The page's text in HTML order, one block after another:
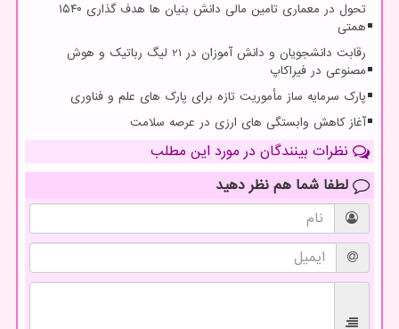
تحول در معماری تامین مالی دانش بنیان ها هدف گذاری ۱۵۴۰
همتی
رقابت دانشجویان و دانش آموزان در 21 لیگ رباتیک و هوش
مصنوعی در فیراکاپ
پارک سرمایه ساز مأموریت تازه برای پارک های علم و فناوری
آغاز کاهش وابستگی های ارزی در عرصه سلامت
نظرات بینندگان در مورد این مطلب
لطفا شما هم نظر دهید